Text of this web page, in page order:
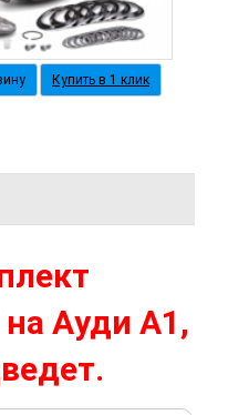
Купить в 1 клик
Aуди А1,